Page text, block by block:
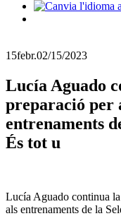
15febr.02/15/2023
Lucía Aguado
preparació per
entrenaments
És tot u
Lucía Aguado continua
als entrenaments de la